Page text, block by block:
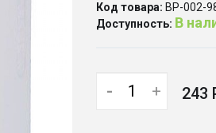
Код товара: ВР-002-
Доступность: В
- + 243